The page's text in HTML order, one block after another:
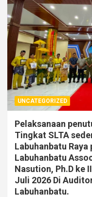
UNCATEGORIZED
Pelaksanaan
Tingkat SLTA
Labuhanbatu
Labuhanbatu
Nasution, Ph.D ke
Juli 2026 Di
Labuhanbatu.